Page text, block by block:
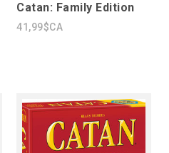
Catan: Family Edition
41,99$CA